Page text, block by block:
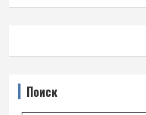
Поиск